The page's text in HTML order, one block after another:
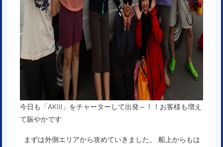
今日も「AKIⅡ」をチャーターして出発～！！お客様も増え
て賑やかです
まずは外側エリアから攻めていきました。 船上からもは